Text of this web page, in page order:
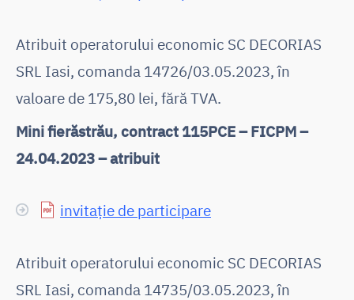
Atribuit operatorului economic SC DECORIAS
SRL Iasi, comanda 14726/03.05.2023, în
valoare de 175,80 lei, fără TVA.
Mini fierăstrău, contract 115PCE – FICPM –
24.04.2023 – atribuit
invitație de participare
Atribuit operatorului economic SC DECORIAS
SRL Iasi, comanda 14735/03.05.2023, în